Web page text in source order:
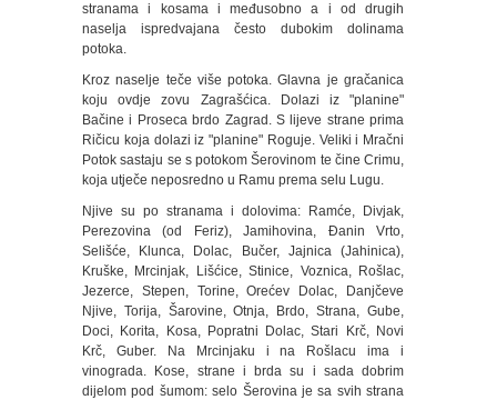
stranama i kosama i međusobno a i od drugih
naselja ispredvajana često dubokim dolinama
potoka.
Kroz naselje teče više potoka. Glavna je gračanica
koju ovdje zovu Zagrašćica. Dolazi iz "planine"
Bačine i Proseca brdo Zagrad. S lijeve strane prima
Ričicu koja dolazi iz "planine" Roguje. Veliki i Mračni
Potok sastaju se s potokom Šerovinom te čine Crimu,
koja utječe neposredno u Ramu prema selu Lugu.
Njive su po stranama i dolovima: Ramće, Divjak,
Perezovina (od Feriz), Jamihovina, Đanin Vrto,
Selišće, Klunca, Dolac, Bučer, Jajnica (Jahinica),
Kruške, Mrcinjak, Lišćice, Stinice, Voznica, Rošlac,
Jezerce, Stepen, Torine, Orećev Dolac, Danjčeve
Njive, Torija, Šarovine, Otnja, Brdo, Strana, Gube,
Doci, Korita, Kosa, Popratni Dolac, Stari Krč, Novi
Krč, Guber. Na Mrcinjaku i na Rošlacu ima i
vinograda. Kose, strane i brda su i sada dobrim
dijelom pod šumom: selo Šerovina je sa svih strana